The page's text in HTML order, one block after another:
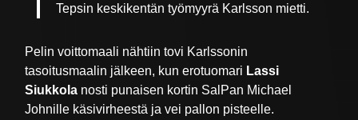
Tepsin keskikentän työmyyrä Karlsson mietti.
Pelin voittomaali nähtiin tovi Karlssonin
tasoitusmaalin jälkeen, kun erotuomari Lassi
Siukkola nosti punaisen kortin SalPan Michael
Johnille käsivirheestä ja vei pallon pisteelle.